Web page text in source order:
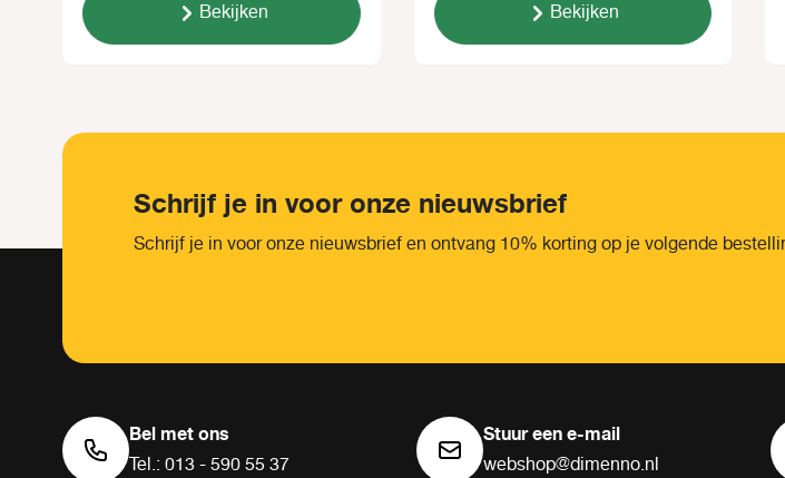
Bekijken Bekijken
Schrijf je in voor onze nieuwsbrief
Schrijf je in voor onze nieuwsbrief en ontvang 10% korting op je volgende
Bel met ons
Tel.: 013 - 590 55 37
Stuur een e-mail
webshop@dimenno.nl